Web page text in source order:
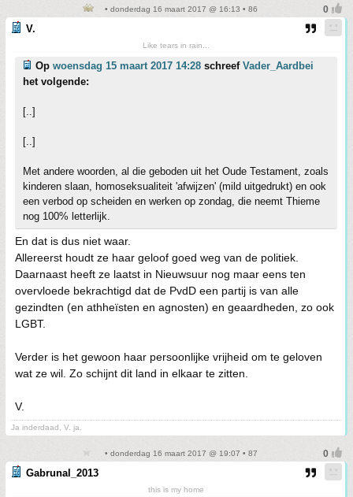
• donderdag 16 maart 2017 @ 16:13 • 86
V.
Like tears in rain...
Op woensdag 15 maart 2017 14:28 schreef Vader_Aardbei
het volgende:
[..]
[..]
Met andere woorden, al die geboden uit het Oude Testament, zoals
kinderen slaan, homoseksualiteit 'afwijzen' (mild uitgedrukt) en ook
een verbod op scheiden en werken op zondag, die neemt Thieme
nog 100% letterlijk.
En dat is dus niet waar.
Allereerst houdt ze haar geloof goed weg van de politiek.
Daarnaast heeft ze laatst in Nieuwsuur nog maar eens ten
overvloede bekrachtigd dat de PvdD een partij is van alle
gezindten (en athheïsten en agnosten) en geaardheden, zo ook
LGBT.
Verder is het gewoon haar persoonlijke vrijheid om te geloven
wat ze wil. Zo schijnt dit land in elkaar te zitten.
V.
Ja inderdaad, V. ja.
• donderdag 16 maart 2017 @ 19:07 • 87
Gabrunal_2013
this is my home